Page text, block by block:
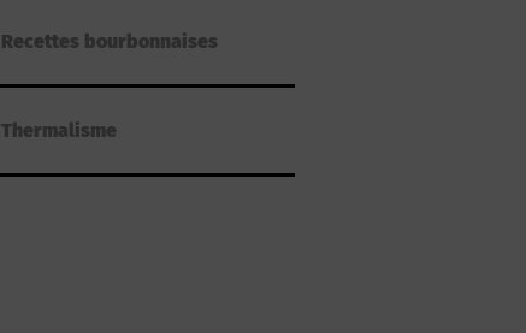
Recettes bourbonnaises
Thermalisme